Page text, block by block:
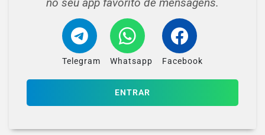
no seu app favorito de mensagens.
Telegram Whatsapp Facebook
ENTRAR